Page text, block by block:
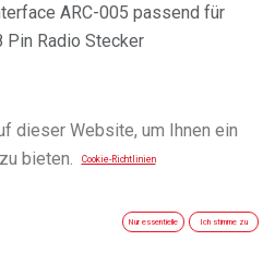
ARC-005 passend für
Pin Radio Stecker
dieser Website, um Ihnen ein
bieten.
Cookie-Richtlinien
Nur essentielle Ich stimme zu